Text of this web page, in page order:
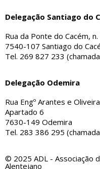
Delegação Santiago do
Rua da Ponte do Cacém, n.
7540-107 Santiago do
Tel. 269 827 233
Delegação Odemira
Rua Engº Arantes e Oliveira
Apartado 6
7630-149 Odemira
Tel. 283 386 295
© 2025 ADL - Associação
Alentejano